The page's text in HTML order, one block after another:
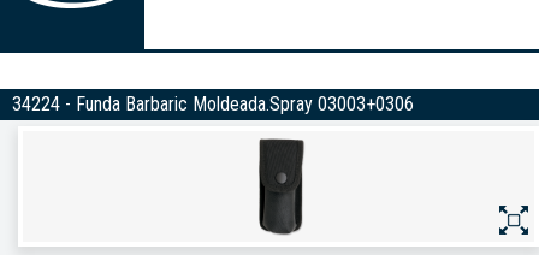
34224 - Funda Barbaric Moldeada.Spray 03003+0306